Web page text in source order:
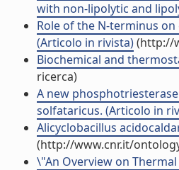
with non-lipolytic and
Role of the N-terminus
(Articolo in rivista)(http://
Biochemical and
ricerca)
A new
solfataricus. (Articolo in
Alicyclobacillus
(http://www.cnr.it/
\"An Overview on